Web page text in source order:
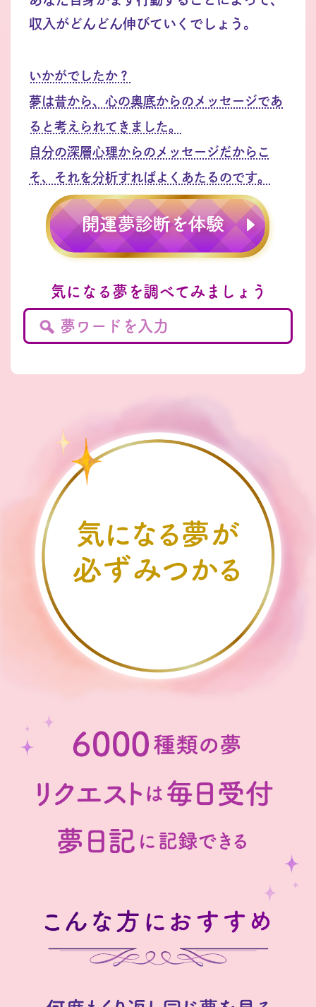
収入がどんどん伸びていくでしょう。
いかがでしたか？
夢は昔から、心の奥底からのメッセージであ
ると考えられてきました。
自分の深層心理からのメッセージだからこ
そ、それを分析すればよくあたるのです。
気になる夢を調べてみましょう